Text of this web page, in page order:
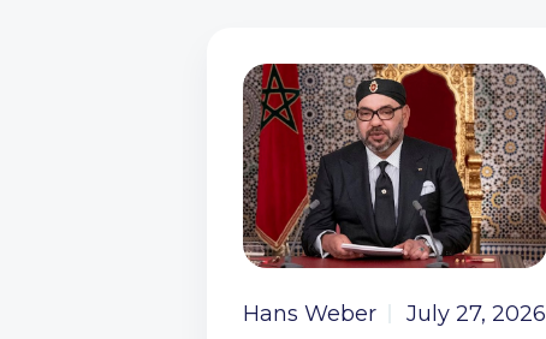
Hans Weber July 27, 2026